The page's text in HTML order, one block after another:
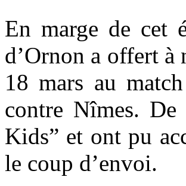
En marge de cet
d’Ornon a offert à
18 mars au
contre Nîmes.
Kids” et ont pu
le coup d’envoi.